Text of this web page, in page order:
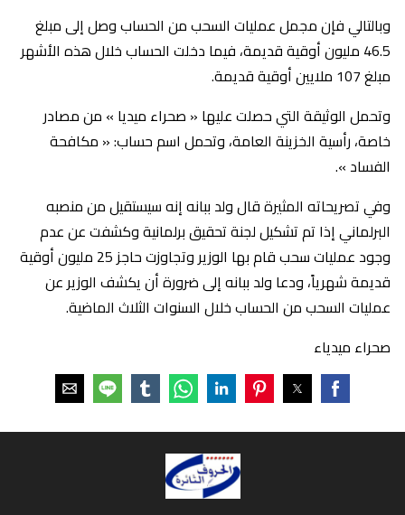
وبالتالي فإن مجمل عمليات السحب من الحساب وصل إلى مبلغ
46.5 مليون أوقية قديمة، فيما دخلت الحساب خلال هذه الأشهر
مبلغ 107 ملايين أوقية قديمة.
وتحمل الوثيقة التي حصلت عليها « صحراء ميديا » من مصادر
خاصة، رأسية الخزينة العامة، وتحمل اسم حساب: « مكافحة
الفساد ».
وفي تصريحاته المثيرة قال ولد ببانه إنه سيستقيل من منصبه
البرلماني إذا تم تشكيل لجنة تحقيق برلمانية وكشفت عن عدم
وجود عمليات سحب قام بها الوزير وتجاوزت حاجز 25 مليون أوقية
قديمة شهرياً، ودعا ولد ببانه إلى ضرورة أن يكشف الوزير عن
عمليات السحب من الحساب خلال السنوات الثلاث الماضية.
صحراء ميدياء